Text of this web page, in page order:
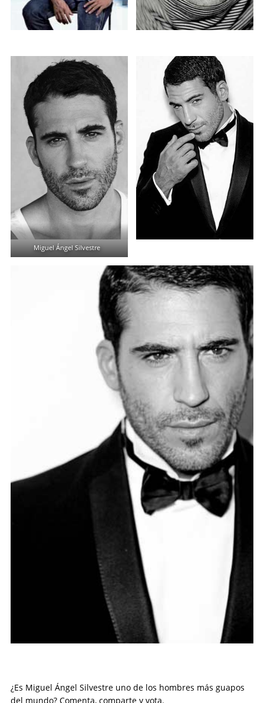
Miguel Ángel Silvestre
¿Es Miguel Ángel Silvestre uno de los hombres más guapos
del mundo? Comenta, comparte y vota.